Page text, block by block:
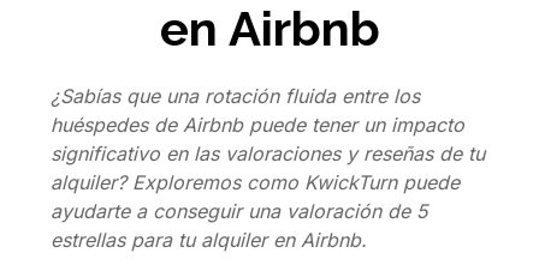
en Airbnb
¿Sabías que una rotación fluida entre los
huéspedes de Airbnb puede tener un impacto
significativo en las valoraciones y reseñas de tu
alquiler? Exploremos como KwickTurn puede
ayudarte a conseguir una valoración de 5
estrellas para tu alquiler en Airbnb.